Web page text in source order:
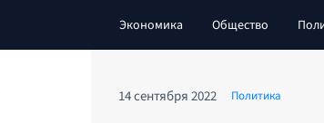
Экономика Общество
14 сентября 2022 Политика